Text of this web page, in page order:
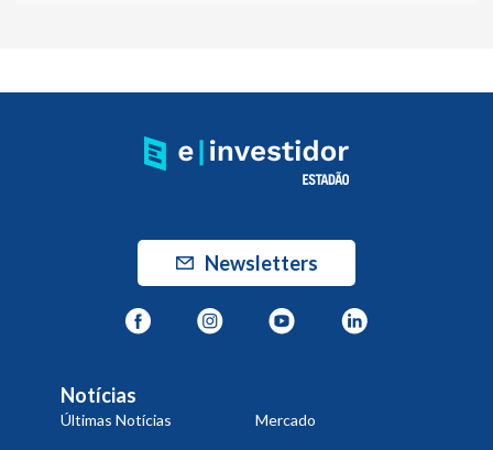
Newsletters
Notícias
Últimas Notícias Mercado